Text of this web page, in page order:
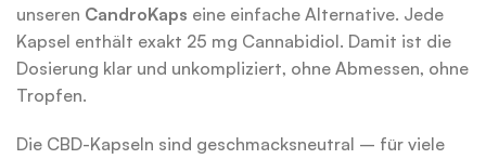
unseren CandroKaps eine einfache Alternative. Jede
Kapsel enthält exakt 25 mg Cannabidiol. Damit ist die
Dosierung klar und unkompliziert, ohne Abmessen, ohne
Tropfen.
Die CBD-Kapseln sind geschmacksneutral – für viele